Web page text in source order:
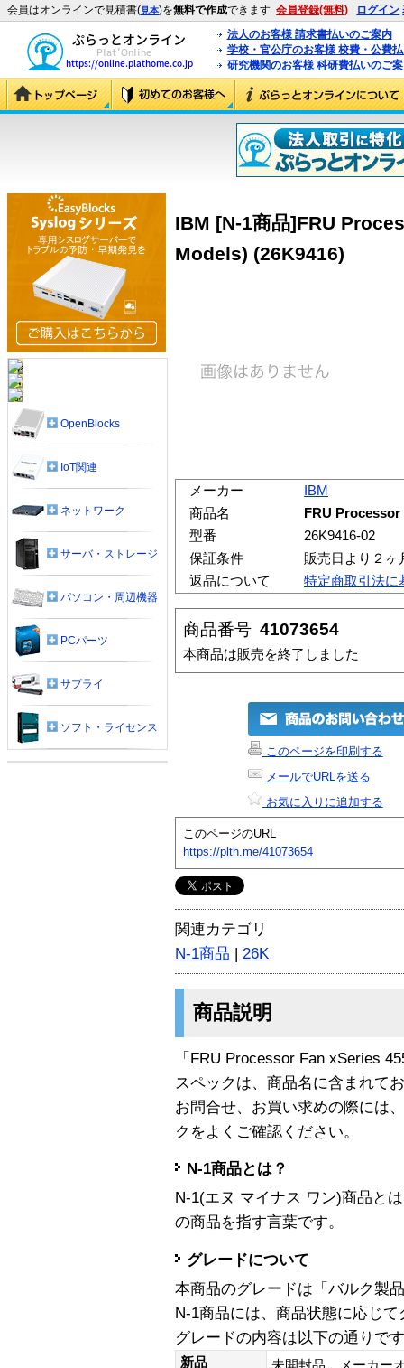
会員はオンラインで見積書(見本)を無料で作成できます 会員登録(無料) ログイン
法人のお客様 請求書払いのご案内
学校・官公庁のお客様 校費・公費
研究機関のお客様 科研費払いのご
IBM [N-1商品]FRU
Models) (26K9416)
メーカー
IBM
商品名
FRU
型番
26K9416-02
保証条件
販売日より２ヶ
返品について
特定商取引法に
商品番号 41073654
本商品は販売を終了しました
このページを印刷する
メールでURLを送る
お気に入りに追加する
このページのURL
https://plth.me/41073654
関連カテゴリ
N-1商品 | 26K
商品説明
「FRU Processor Fan xSeries
スペックは、商品名に含まれて
お問合せ、お買い求めの際には
クをよくご確認ください。
N-1商品とは？
N-1(エヌ マイナス ワン)商品と
の商品を指す言葉です。
グレードについて
本商品のグレードは「バルク製
N-1商品には、商品状態に応じ
グレードの内容は以下の通りで
新品
OpenBlocks
IoT関連
ネットワーク
サーバ・ストレージ
パソコン・周辺機器
PCパーツ
サプライ
ソフト・ライセンス